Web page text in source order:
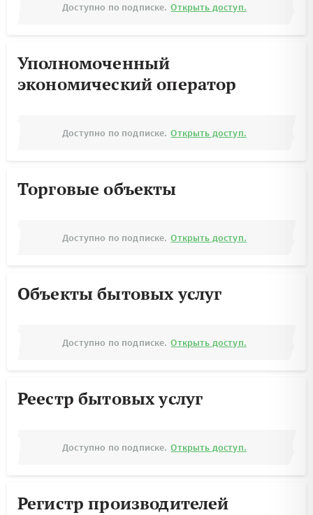
Доступно по подписке. Открыть доступ.
Уполномоченный
экономический оператор
Доступно по подписке. Открыть доступ.
Торговые объекты
Доступно по подписке. Открыть доступ.
Объекты бытовых услуг
Доступно по подписке. Открыть доступ.
Реестр бытовых услуг
Доступно по подписке. Открыть доступ.
Регистр производителей